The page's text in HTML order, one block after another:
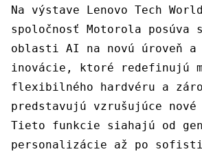
Na výstave Lenovo Tech
spoločnosť Motorola
oblasti AI na novú úroveň a
inovácie, ktoré redefinujú
flexibilného hardvéru a
predstavujú vzrušujúce
Tieto funkcie siahajú od
personalizácie až po